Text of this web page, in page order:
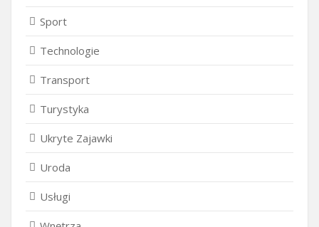
Sport
Technologie
Transport
Turystyka
Ukryte Zajawki
Uroda
Usługi